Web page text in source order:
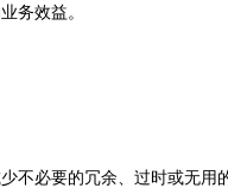
务效益。
不必要的冗余、过时或无用